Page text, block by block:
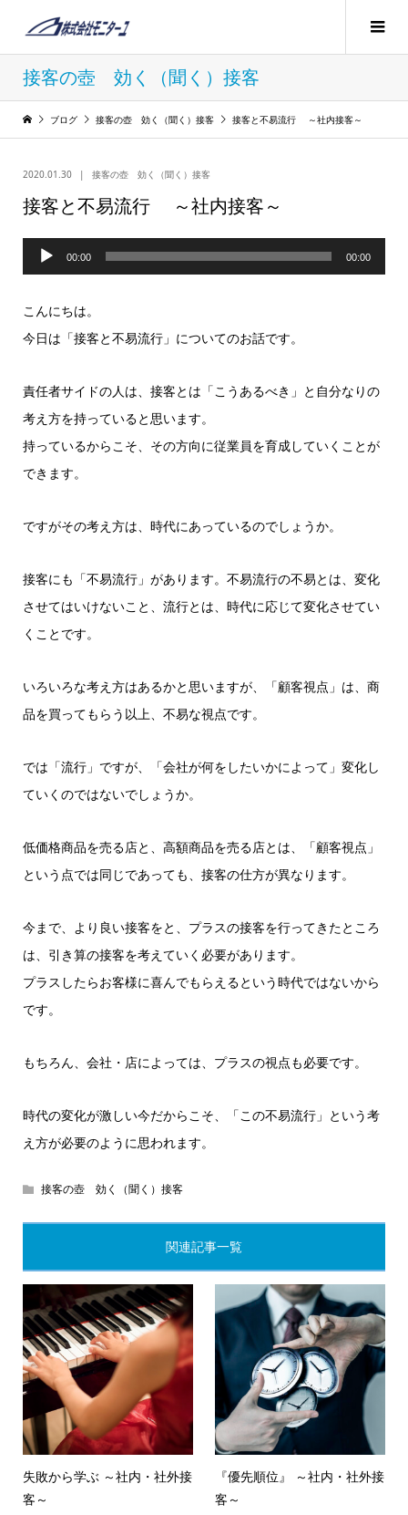
接客の壺 効く（聞く）接客
ブログ 接客の壺 効く（聞く）接客 接客と不易流行 ～社内接客～
2020.01.30 接客の壺 効く（聞く）接客
接客と不易流行 ～社内接客～
声
プ
レ
ヤ
ー
00:00 00:00
こんにちは。
今日は「接客と不易流行」についてのお話です。
責任者サイドの人は、接客とは「こうあるべき」と自分なりの
考え方を持っていると思います。
持っているからこそ、その方向に従業員を育成していくことが
できます。
ですがその考え方は、時代にあっているのでしょうか。
接客にも「不易流行」があります。不易流行の不易とは、変化
させてはいけないこと、流行とは、時代に応じて変化させてい
くことです。
いろいろな考え方はあるかと思いますが、「顧客視点」は、商
品を買ってもらう以上、不易な視点です。
では「流行」ですが、「会社が何をしたいかによって」変化し
ていくのではないでしょうか。
低価格商品を売る店と、高額商品を売る店とは、「顧客視点」
という点では同じであっても、接客の仕方が異なります。
今まで、より良い接客をと、プラスの接客を行ってきたところ
は、引き算の接客を考えていく必要があります。
プラスしたらお客様に喜んでもらえるという時代ではないから
です。
もちろん、会社・店によっては、プラスの視点も必要です。
時代の変化が激しい今だからこそ、「この不易流行」という考
え方が必要のように思われます。
接客の壺 効く（聞く）接客
関連記事一覧
失敗から学ぶ ～社内・社外接
客～
『優先順位』 ～社内・社外接
客～